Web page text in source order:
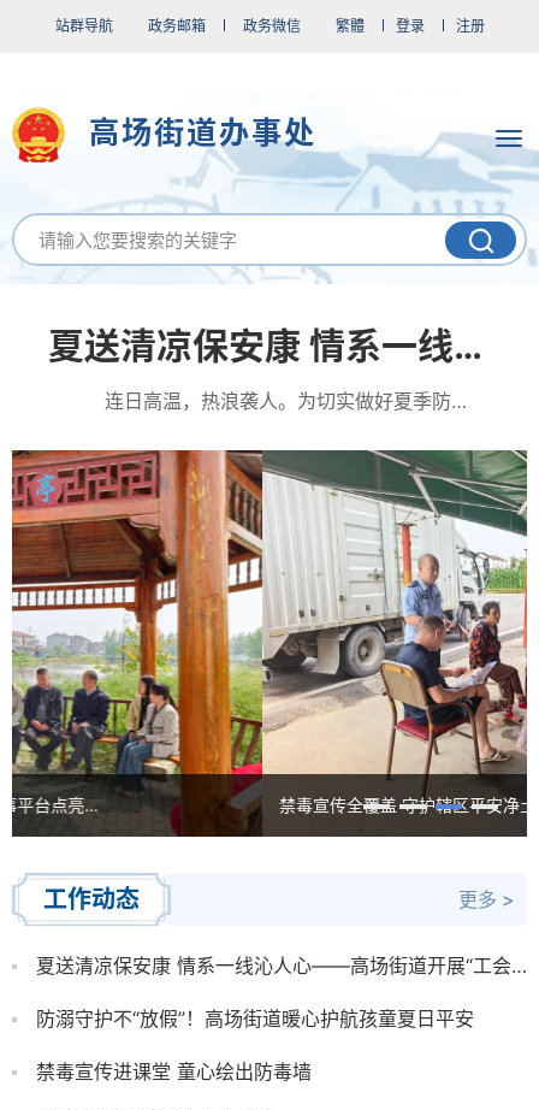
站群导航 政务邮箱 政务微信 繁體 登录 注册
高场街道办事处
夏送清凉保安康 情系一线沁人心——高场街道开展“工会送清凉 防暑...
连日高温，热浪袭人。为切实做好夏季防暑降温工作，8月6日上午，高场街道组织开展“工会送清凉、防暑保安康”走访慰问活...
禁毒宣传全覆盖 守护辖区平安净土
工作动态 更多 >
夏送清凉保安康 情系一线沁人心——高场街道开展“工会送清凉 防暑保安康”走访慰问活动
防溺守护不“放假”！高场街道暖心护航孩童夏日平安
禁毒宣传进课堂 童心绘出防毒墙